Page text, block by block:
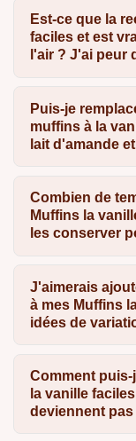
Est-ce que la
faciles et est
l'air ? J'ai peur
Puis-je
muffins à la
lait d'amande
Combien de
Muffins la
les conserver
J'aimerais
à mes Muffins
idées de
Comment
la vanille
deviennent